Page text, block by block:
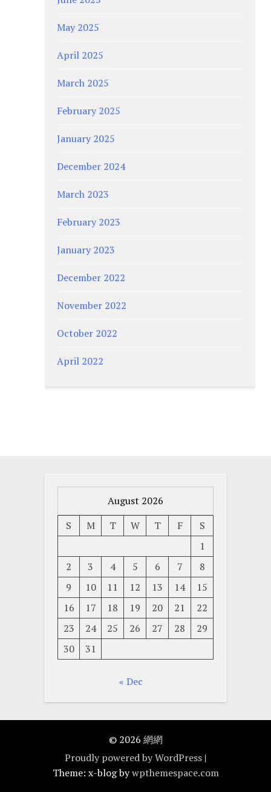
May 2025
April 2025
March 2025
February 2025
January 2025
December 2024
March 2023
February 2023
January 2023
December 2022
November 2022
October 2022
April 2022
August 2026
S
M T W T F
S
1
2
3 4 5 6 7
8
9
10 11 12 13 14
15
16
17 18 19 20 21
22
23
24 25 26 27 28
29
30
31
« Dec
© 2026 網網
Proudly powered by WordPress |
Theme: x-blog bywpthemespace.com